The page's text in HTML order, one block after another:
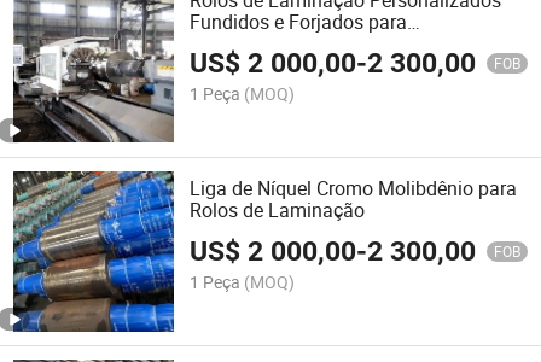
Fundidos e Forjados para
Processamento de Aço em Barras
US$2 000,00-2 300,00 FOB
1 Peça (MOQ)
Liga de Níquel Cromo Molibdênio para
Rolos de Laminação
US$2 000,00-2 300,00 FOB
1 Peça (MOQ)